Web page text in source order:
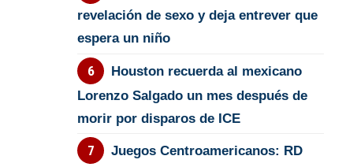
revelación de sexo y deja entrever que
espera un niño
Houston recuerda al mexicano
Lorenzo Salgado un mes después de
morir por disparos de ICE
Juegos Centroamericanos: RD